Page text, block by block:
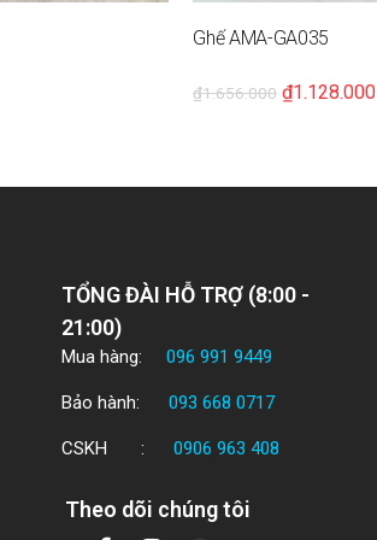
Ghế AMA-GA035
1.656.000
₫ 1.128.000
₫
TỔNG ĐÀI HỖ TRỢ (8:00 -
21:00)
Mua hàng: 096 991 9449
Bảo hành: 093 668 0717
CSKH : 0906 963 408
Theo dõi chúng tôi